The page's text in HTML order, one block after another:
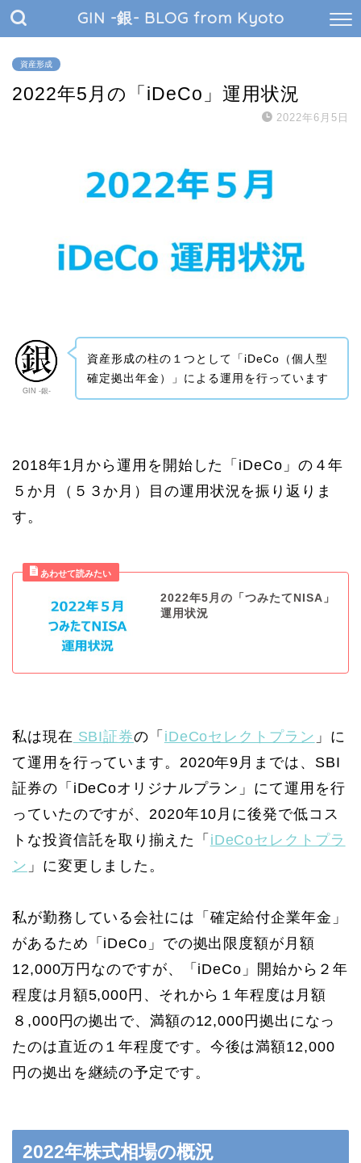
GIN -銀- BLOG from Kyoto
資産形成
2022年5月の「iDeCo」運用状況
2022年6月5日
GIN -銀-
資産形成の柱の１つとして「iDeCo（個人型
確定拠出年金）」による運用を行っています
2018年1月から運用を開始した「iDeCo」の４年
５か月（５３か月）目の運用状況を振り返りま
す。
2022年5月の「つみたてNISA」
運用状況
私は現在 SBI証券の「 iDeCoセレクトプラン 」に
て運用を行っています。2020年9月までは、SBI
証券の「iDeCoオリジナルプラン」にて運用を行
っていたのですが、2020年10月に後発で低コス
トな投資信託を取り揃えた「 iDeCoセレクトプラ
ン 」に変更しました。
私が勤務している会社には「確定給付企業年金」
があるため「iDeCo」での拠出限度額が月額
12,000万円なのですが、「iDeCo」開始から２年
程度は月額5,000円、それから１年程度は月額
８,000円の拠出で、満額の12,000円拠出になっ
たのは直近の１年程度です。今後は満額12,000
円の拠出を継続の予定です。
2022年株式相場の概況